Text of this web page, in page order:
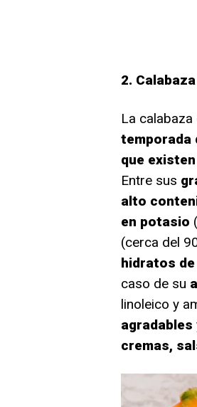
2. Calabaza
La
temporada
que existen
Entre sus
alto
en potasio
(cerca del
hidratos
caso de su
linoleico y
agradables
cremas,